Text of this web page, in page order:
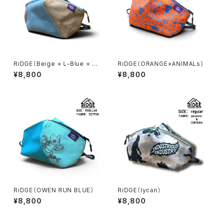
RiDGE（Beige × L-Blue × Bl
ack）
¥8,800
RiDGE（ORANGE×ANIMALs）
¥8,800
RiDGE（OWEN RUN BLUE）
¥8,800
RiDGE（lycan）
¥8,800